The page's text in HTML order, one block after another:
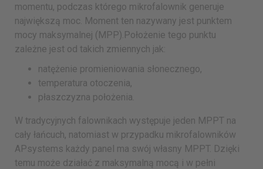
momentu, podczas którego mikrofalownik generuje
największą moc. Moment ten nazywany jest punktem
mocy maksymalnej (MPP).Położenie tego punktu
zależne jest od takich zmiennych jak:
natężenie promieniowania słonecznego,
temperatura otoczenia,
płaszczyzna położenia.
W tradycyjnych falownikach występuje jeden MPPT na
cały łańcuch, natomiast w przypadku mikrofalowników
APsystems każdy panel ma swój własny MPPT. Dzięki
temu może działać z maksymalną mocą i w pełni